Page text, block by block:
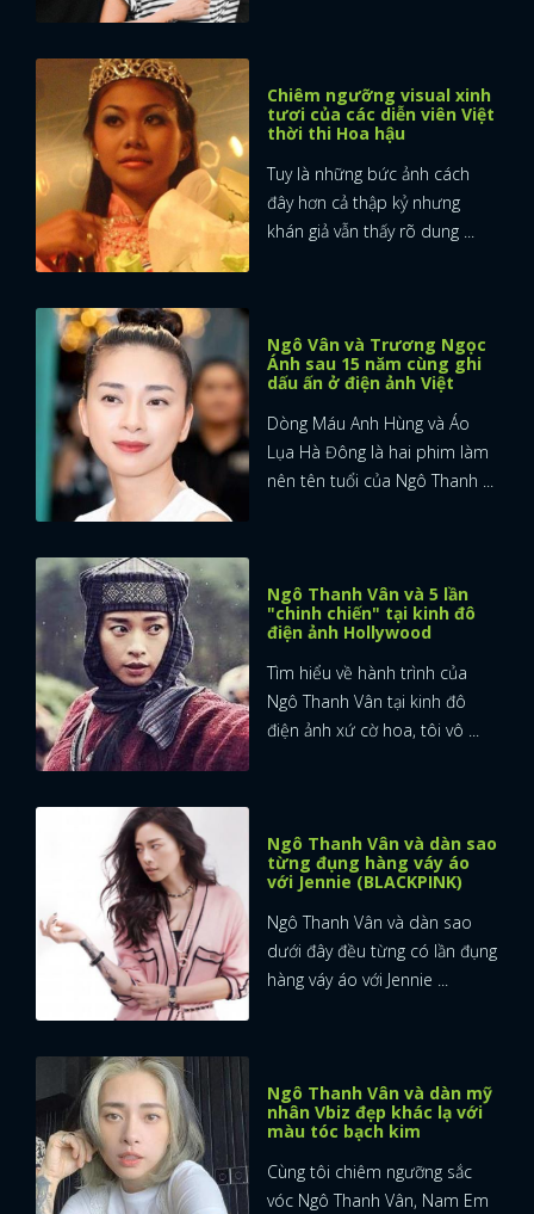
Chiêm ngưỡng visual xinh
tươi của các diễn viên Việt
thời thi Hoa hậu
Tuy là những bức ảnh cách
đây hơn cả thập kỷ nhưng
khán giả vẫn thấy rõ dung ...
Ngô Vân và Trương Ngọc
Ánh sau 15 năm cùng ghi
dấu ấn ở điện ảnh Việt
Dòng Máu Anh Hùng và Áo
Lụa Hà Đông là hai phim làm
nên tên tuổi của Ngô Thanh ...
Ngô Thanh Vân và 5 lần
"chinh chiến" tại kinh đô
điện ảnh Hollywood
Tìm hiểu về hành trình của
Ngô Thanh Vân tại kinh đô
điện ảnh xứ cờ hoa, tôi vô ...
Ngô Thanh Vân và dàn sao
từng đụng hàng váy áo
với Jennie (BLACKPINK)
Ngô Thanh Vân và dàn sao
dưới đây đều từng có lần đụng
hàng váy áo với Jennie ...
Ngô Thanh Vân và dàn mỹ
nhân Vbiz đẹp khác lạ với
màu tóc bạch kim
Cùng tôi chiêm ngưỡng sắc
vóc Ngô Thanh Vân, Nam Em